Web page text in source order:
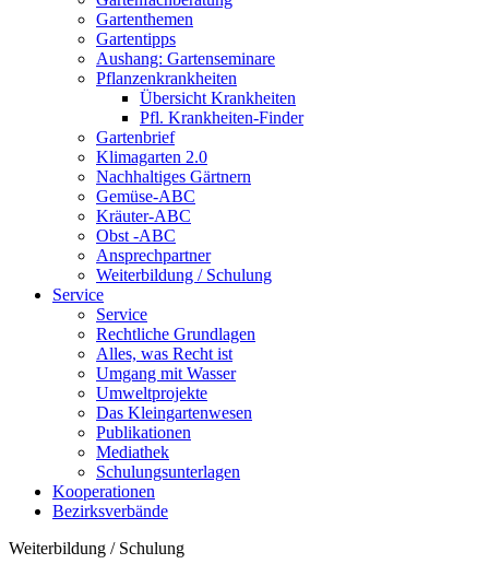
Gartenthemen
Gartentipps
Aushang: Gartenseminare
Pflanzenkrankheiten
Übersicht Krankheiten
Pfl. Krankheiten-Finder
Gartenbrief
Klimagarten 2.0
Nachhaltiges Gärtnern
Gemüse-ABC
Kräuter-ABC
Obst -ABC
Ansprechpartner
Weiterbildung / Schulung
Service
Service
Rechtliche Grundlagen
Alles, was Recht ist
Umgang mit Wasser
Umweltprojekte
Das Kleingartenwesen
Publikationen
Mediathek
Schulungsunterlagen
Kooperationen
Bezirksverbände
Weiterbildung / Schulung